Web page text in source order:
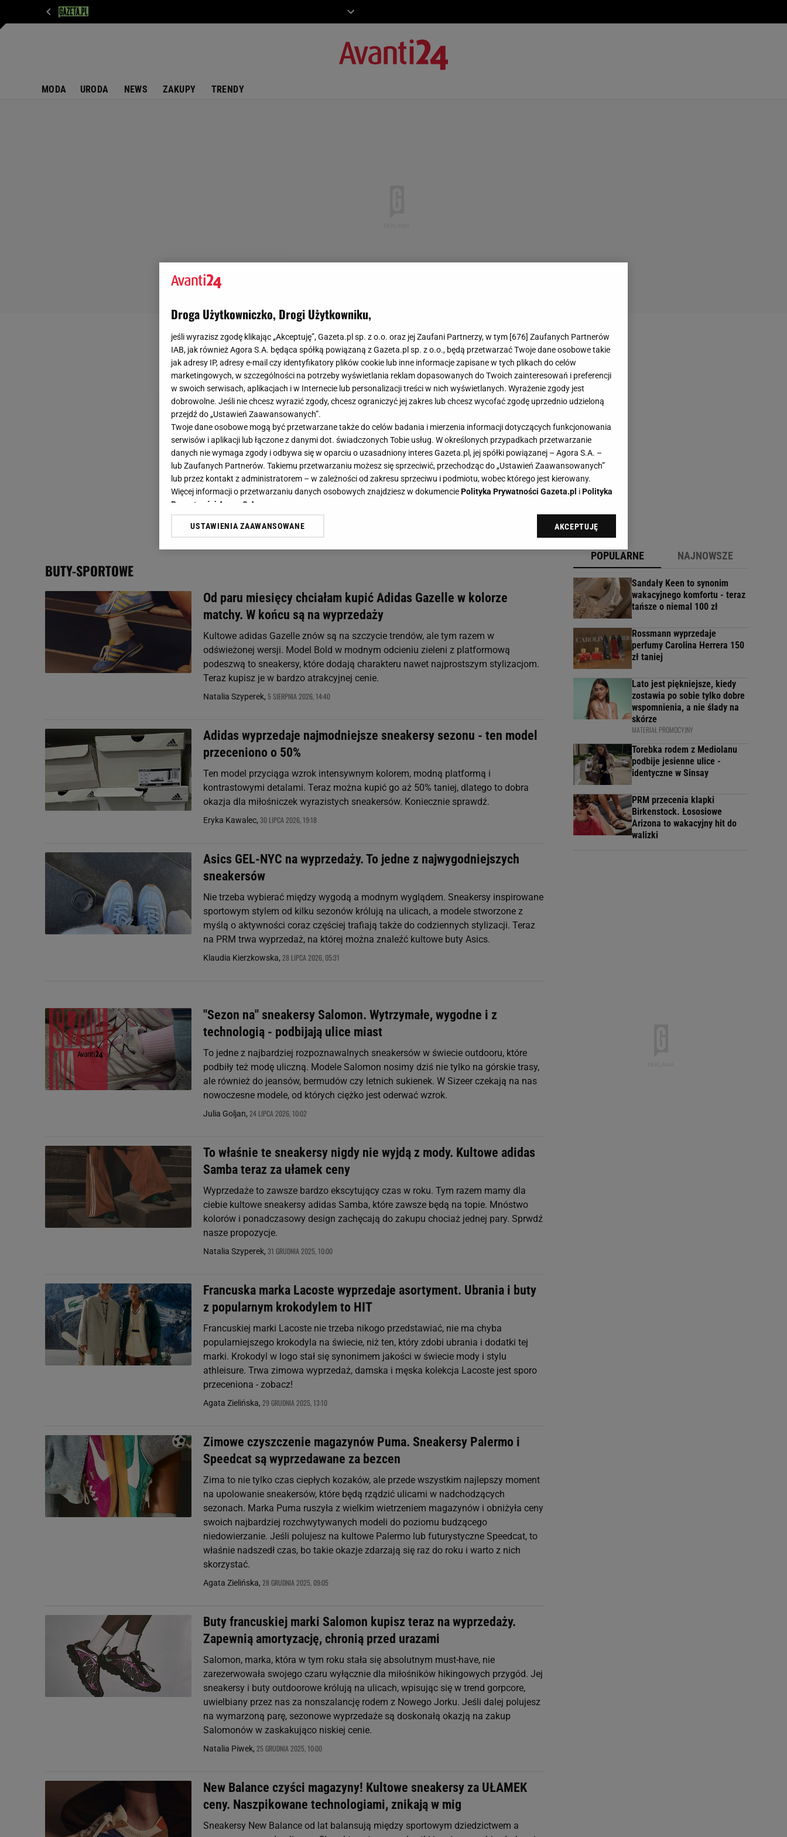
MODA URODA NEWS ZAKUPY TRENDY
BUTY-SPORTOWE
Od paru miesięcy chciałam kupić Adidas Gazelle w kolorze
matchy. W końcu są na wyprzedaży
Kultowe adidas Gazelle znów są na szczycie trendów, ale tym razem w
odświeżonej wersji. Model Bold w modnym odcieniu zieleni z platformową
podeszwą to sneakersy, które dodają charakteru nawet najprostszym stylizacjom.
Teraz kupisz je w bardzo atrakcyjnej cenie.
Natalia Szyperek, 5 SIERPNIA 2026, 14:40
Adidas wyprzedaje najmodniejsze sneakersy sezonu - ten model
przeceniono o 50%
Ten model przyciąga wzrok intensywnym kolorem, modną platformą i
kontrastowymi detalami. Teraz można kupić go aż 50% taniej, dlatego to dobra
okazja dla miłośniczek wyrazistych sneakersów. Koniecznie sprawdź.
Eryka Kawalec, 30 LIPCA 2026, 19:18
Asics GEL-NYC na wyprzedaży. To jedne z najwygodniejszych
sneakersów
Nie trzeba wybierać między wygodą a modnym wyglądem. Sneakersy inspirowane
sportowym stylem od kilku sezonów królują na ulicach, a modele stworzone z
myślą o aktywności coraz częściej trafiają także do codziennych stylizacji. Teraz
na PRM trwa wyprzedaż, na której można znaleźć kultowe buty Asics.
Klaudia Kierzkowska, 28 LIPCA 2026, 05:31
"Sezon na" sneakersy Salomon. Wytrzymałe, wygodne i z
technologią - podbijają ulice miast
To jedne z najbardziej rozpoznawalnych sneakersów w świecie outdooru, które
podbiły też modę uliczną. Modele Salomon nosimy dziś nie tylko na górskie trasy,
ale również do jeansów, bermudów czy letnich sukienek. W Sizeer czekają na nas
nowoczesne modele, od których ciężko jest oderwać wzrok.
Julia Goljan, 24 LIPCA 2026, 10:02
To właśnie te sneakersy nigdy nie wyjdą z mody. Kultowe adidas
Samba teraz za ułamek ceny
Wyprzedaże to zawsze bardzo ekscytujący czas w roku. Tym razem mamy dla
ciebie kultowe sneakersy adidas Samba, które zawsze będą na topie. Mnóstwo
kolorów i ponadczasowy design zachęcają do zakupu chociaż jednej pary. Sprwdź
nasze propozycje.
Natalia Szyperek, 31 GRUDNIA 2025, 10:00
Francuska marka Lacoste wyprzedaje asortyment. Ubrania i buty
z popularnym krokodylem to HIT
Francuskiej marki Lacoste nie trzeba nikogo przedstawiać, nie ma chyba
popularniejszego krokodyla na świecie, niż ten, który zdobi ubrania i dodatki tej
marki. Krokodyl w logo stał się synonimem jakości w świecie mody i stylu
athleisure. Trwa zimowa wyprzedaż, damska i męska kolekcja Lacoste jest sporo
przeceniona - zobacz!
Agata Zielińska, 29 GRUDNIA 2025, 13:10
Zimowe czyszczenie magazynów Puma. Sneakersy Palermo i
Speedcat są wyprzedawane za bezcen
Zima to nie tylko czas ciepłych kozaków, ale przede wszystkim najlepszy moment
na upolowanie sneakersów, które będą rządzić ulicami w nadchodzących
sezonach. Marka Puma ruszyła z wielkim wietrzeniem magazynów i obniżyła ceny
swoich najbardziej rozchwytywanych modeli do poziomu budzącego
niedowierzanie. Jeśli polujesz na kultowe Palermo lub futurystyczne Speedcat, to
właśnie nadszedł czas, bo takie okazje zdarzają się raz do roku i warto z nich
skorzystać.
Agata Zielińska, 28 GRUDNIA 2025, 09:05
Buty francuskiej marki Salomon kupisz teraz na wyprzedaży.
Zapewnią amortyzację, chronią przed urazami
Salomon, marka, która w tym roku stała się absolutnym must-have, nie
zarezerwowała swojego czaru wyłącznie dla miłośników hikingowych przygód. Jej
sneakersy i buty outdoorowe królują na ulicach, wpisując się w trend gorpcore,
uwielbiany przez nas za nonszalancję rodem z Nowego Jorku. Jeśli dalej polujesz
na wymarzoną parę, sezonowe wyprzedaże są doskonałą okazją na zakup
Salomonów w zaskakująco niskiej cenie.
Natalia Piwek, 25 GRUDNIA 2025, 10:00
New Balance czyści magazyny! Kultowe sneakersy za UŁAMEK
ceny. Naszpikowane technologiami, znikają w mig
Sneakersy New Balance od lat balansują między sportowym dziedzictwem a
POPULARNE NAJNOWSZE
Sandały Keen to synonim
wakacyjnego komfortu - teraz
tańsze o niemal 100 zł
Rossmann wyprzedaje
perfumy Carolina Herrera 150
zł taniej
Lato jest piękniejsze, kiedy
zostawia po sobie tylko dobre
wspomnienia, a nie ślady na
skórze
MATERIAŁ PROMOCYJNY
Torebka rodem z Mediolanu
podbije jesienne ulice -
identyczne w Sinsay
PRM przecenia klapki
Birkenstock. Łososiowe
Arizona to wakacyjny hit do
walizki
Droga Użytkowniczko, Drogi Użytkowniku,
jeśli wyrazisz zgodę klikając „Akceptuję”, Gazeta.pl sp. z o.o. oraz jej Zaufani Partnerzy, w tym [676] Zaufanych Partnerów
IAB, jak również Agora S.A. będąca spółką powiązaną z Gazeta.pl sp. z o.o., będą przetwarzać Twoje dane osobowe takie
jak adresy IP, adresy e-mail czy identyfikatory plików cookie lub inne informacje zapisane w tych plikach do celów
marketingowych, w szczególności na potrzeby wyświetlania reklam dopasowanych do Twoich zainteresowań i preferencji
w swoich serwisach, aplikacjach i w Internecie lub personalizacji treści w nich wyświetlanych. Wyrażenie zgody jest
dobrowolne. Jeśli nie chcesz wyrazić zgody, chcesz ograniczyć jej zakres lub chcesz wycofać zgodę uprzednio udzieloną
przejdź do „Ustawień Zaawansowanych”.
Twoje dane osobowe mogą być przetwarzane także do celów badania i mierzenia informacji dotyczących funkcjonowania
serwisów i aplikacji lub łączone z danymi dot. świadczonych Tobie usług. W określonych przypadkach przetwarzanie
danych nie wymaga zgody i odbywa się w oparciu o uzasadniony interes Gazeta.pl, jej spółki powiązanej – Agora S.A. –
lub Zaufanych Partnerów. Takiemu przetwarzaniu możesz się sprzeciwić, przechodząc do „Ustawień Zaawansowanych”
lub przez kontakt z administratorem – w zależności od zakresu sprzeciwu i podmiotu, wobec którego jest kierowany.
Więcej informacji o przetwarzaniu danych osobowych znajdziesz w dokumenciePolityka Prywatności Gazeta.pl iPolityka
Prywatności Agora S.A.
Klikając „Akceptuję” wyrażasz też zgodę na zainstalowanie i przechowywanie plików cookie Gazeta.pl sp. z o.o., jej
dotyczące plików cookie, wywołując narzędzie do zarządzania twoimi preferencjami dot. przetwarzania danych poprzez
odnośnik „Ustawienia prywatności ” w stopce serwisu i przechodząc do „Ustawień Zaawansowanych”. Zmiana ustawień
My, nasi Zaufani Partnerzy i Agora S.A. możemy przetwarzać dane osobowe w następujących celach:
Użycie dokładnych danych geolokalizacyjnych. Aktywne skanowanie charakterystyki urządzenia do celów identyfikacji.
Przechowywanie informacji na urządzeniu lub dostęp do nich. Spersonalizowane reklamy i treści, pomiar reklam i treści,
badnie odbiorców i ulepszanie usług.
Lista Zaufanych Partnerów
USTAWIENIA ZAAWANSOWANE AKCEPTUJĘ